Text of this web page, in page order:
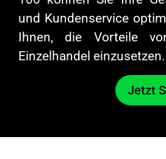
und Kundenservice
Ihnen, die Vorteile
Einzelhandel einzusetzen.
Jetzt